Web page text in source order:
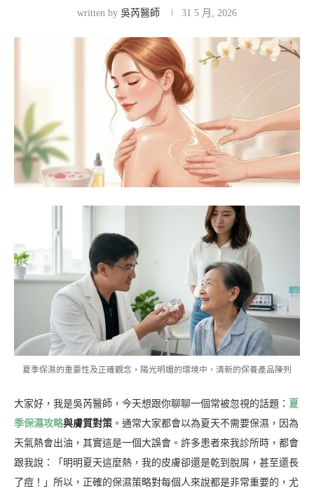
written by 吳芮醫師 31 5 月, 2026
夏季保濕的重要性及正確觀念，陽光明媚的環境中，清新的保養產品陳列
大家好，我是吳芮醫師，今天想跟你聊聊一個常被忽視的話題： 夏
季保濕攻略與膚質對策 。通常大家都會以為夏天不需要保濕，因為
天氣熱會出油，其實這是一個大誤會。許多患者來我診所時，都會
跟我說：「明明夏天這麼熱，我的皮膚卻還是乾到脫屑，甚至還長
了痘！」所以，正確的保濕策略對每個人來說都是非常重要的，尤